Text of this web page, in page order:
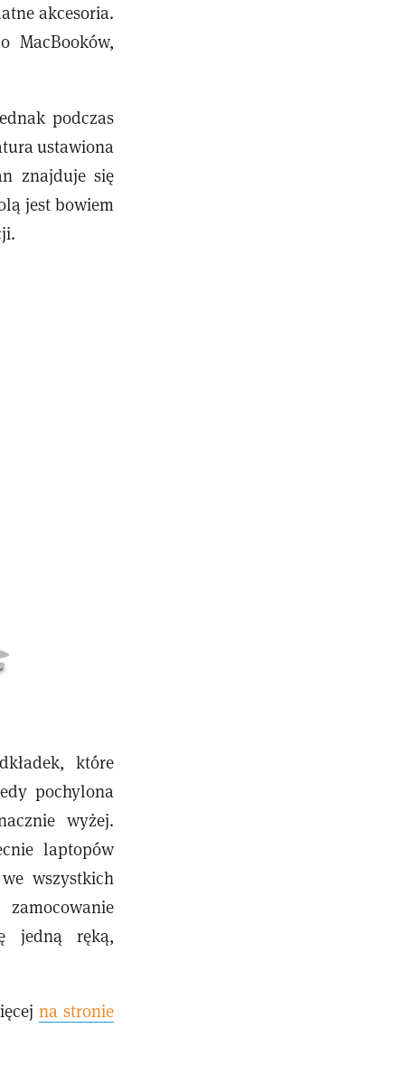
akcesoria.
MacBooków,
podczas
ustawiona
znajduje się
jest bowiem
które
pochylona
wyżej.
laptopów
wszystkich
jedną ręką,
na stronie